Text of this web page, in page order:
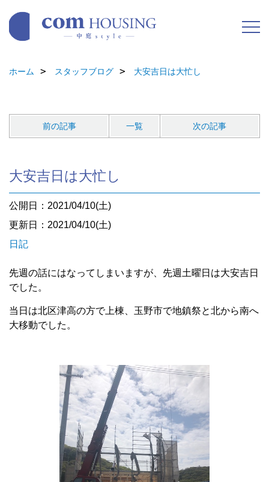
ホーム スタッフブログ 大安吉日は大忙し
前の記事 一覧 次の記事
大安吉日は大忙し
公開日：2021/04/10(土)
更新日：2021/04/10(土)
日記
先週の話にはなってしまいますが、先週土曜日は大安吉日
でした。
当日は北区津高の方で上棟、玉野市で地鎮祭と北から南へ
大移動でした。